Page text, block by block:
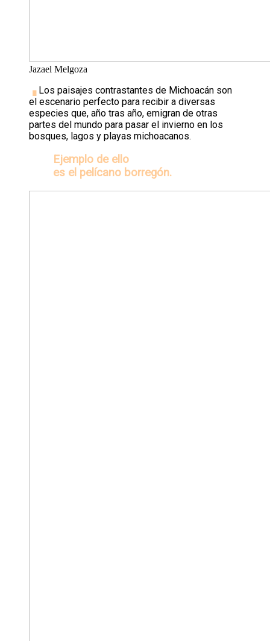
Jazael Melgoza
▗Los paisajes contrastantes de Michoacán son
el escenario perfecto para recibir a diversas
especies que, año tras año, emigran de otras
partes del mundo para pasar el invierno en los
bosques, lagos y playas michoacanos.
Ejemplo de ello
es el pelícano borregón.